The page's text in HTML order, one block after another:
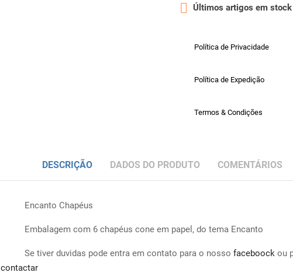
 Últimos artigos em stock
Política de Privacidade
Política de Expedição
Termos & Condições
DESCRIÇÃO DADOS DO PRODUTO COMENTÁRIOS
Encanto Chapéus
Embalagem com 6 chapéus cone em papel, do tema Encanto
Se tiver duvidas pode entra em contato para o nosso faceboock ou
contactar